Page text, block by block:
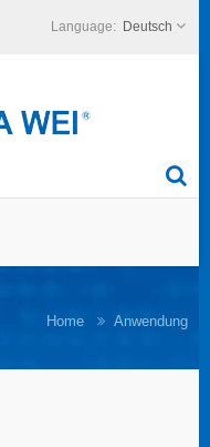
Deutsch
Home Anwendung